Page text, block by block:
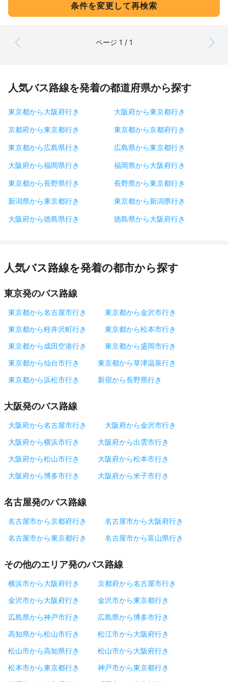
条件を変更して再検索
ページ 1 / 1
人気バス路線を発着の都道府県から探す
東京都から大阪府行き 大阪府から東京都行き
京都府から東京都行き 東京都から京都府行き
東京都から広島県行き 広島県から東京都行き
大阪府から福岡県行き 福岡県から大阪府行き
東京都から長野県行き 長野県から東京都行き
新潟県から東京都行き 東京都から新潟県行き
大阪府から徳島県行き 徳島県から大阪府行き
人気バス路線を発着の都市から探す
東京発のバス路線
東京都から名古屋市行き
東京都から金沢市行き
東京都から軽井沢町行き
東京都から松本市行き
東京都から成田空港行き
東京都から盛岡市行き
東京都から仙台市行き
東京都から草津温泉行き
東京都から浜松市行き
新宿から長野県行き
大阪発のバス路線
大阪府から名古屋市行き
大阪府から金沢市行き
大阪府から横浜市行き
大阪府から出雲市行き
大阪府から松山市行き
大阪府から松本市行き
大阪府から博多市行き
大阪府から米子市行き
名古屋発のバス路線
名古屋市から京都府行き
名古屋市から大阪府行き
名古屋市から東京都行き
名古屋市から富山県行き
その他のエリア発のバス路線
横浜市から大阪府行き
京都府から名古屋市行き
金沢市から大阪府行き
金沢市から東京都行き
広島県から神戸市行き
広島県から博多市行き
高知県から松山市行き
松江市から大阪府行き
松山市から高知県行き
松山市から大阪府行き
松本市から東京都行き
神戸市から東京都行き